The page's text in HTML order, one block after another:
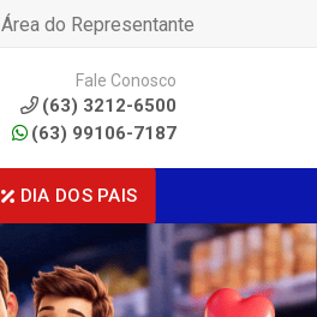
Área do Representante
Fale Conosco
(63) 3212-6500
(63) 99106-7187
DIA DOS PAIS